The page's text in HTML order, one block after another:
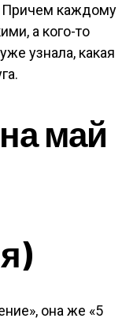
Причем каждому
а кого-то
узнала, какая
май
она же «5